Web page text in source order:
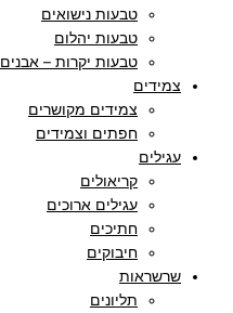
טבעות נישואים
טבעות יהלום
טבעות יקרות – אבנים
צמידים
צמידים מקושרים
חפתים וצמידים
עגילים
קריאולים
עגילים ארוכים
חתיכים
חיבוקים
שרשראות
תליונים